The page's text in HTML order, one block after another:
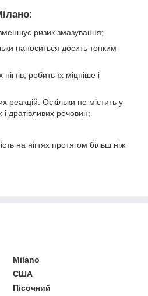
ризик змазування;
наноситься досить тонким
робить їх міцніше і
реакцій. Оскільки не містить у
і дратівливих речовин;
на нігтях протягом більш ніж
Milano
США
Пісочний